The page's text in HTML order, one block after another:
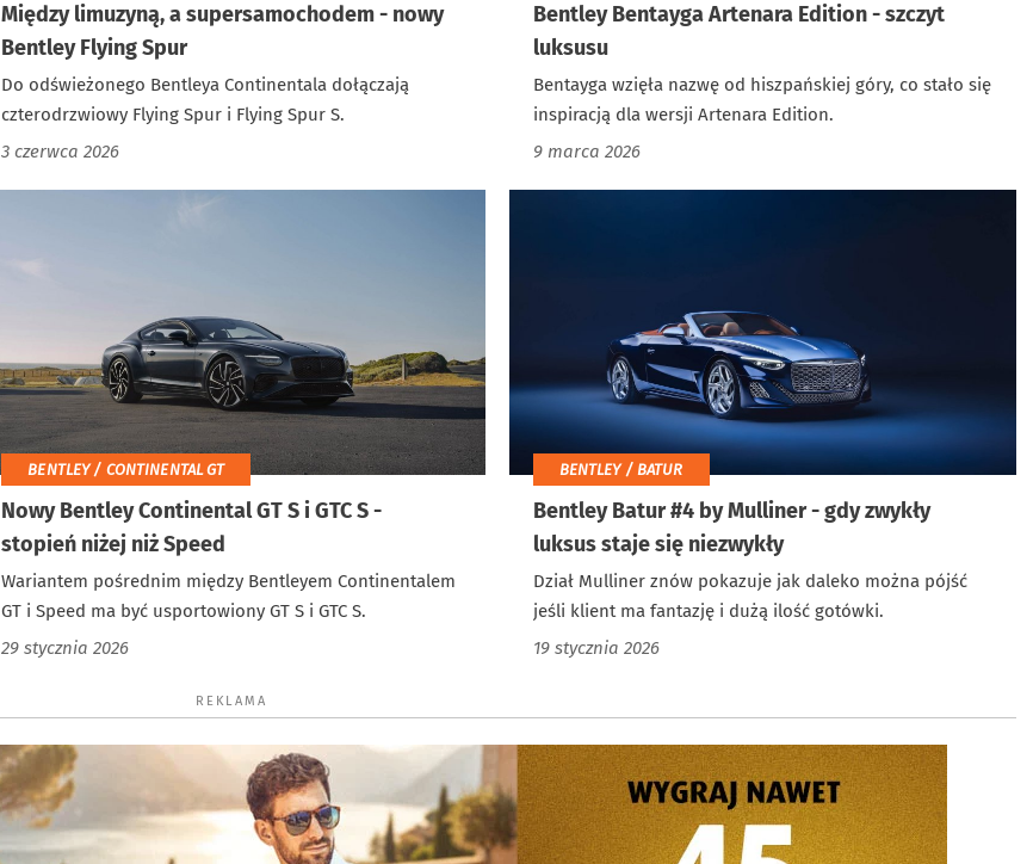
Między limuzyną, a supersamochodem - nowy
Bentley Flying Spur
Do odświeżonego Bentleya Continentala dołączają
czterodrzwiowy Flying Spur i Flying Spur S.
3 czerwca 2026
Bentley Bentayga Artenara Edition - szczyt
luksusu
Bentayga wzięła nazwę od hiszpańskiej góry, co stało się
inspiracją dla wersji Artenara Edition.
9 marca 2026
BENTLEY / CONTINENTAL GT
Nowy Bentley Continental GT S i GTC S -
stopień niżej niż Speed
Wariantem pośrednim między Bentleyem Continentalem
GT i Speed ma być usportowiony GT S i GTC S.
29 stycznia 2026
BENTLEY / BATUR
Bentley Batur #4 by Mulliner - gdy zwykły
luksus staje się niezwykły
Dział Mulliner znów pokazuje jak daleko można pójść
jeśli klient ma fantazję i dużą ilość gotówki.
19 stycznia 2026
REKLAMA